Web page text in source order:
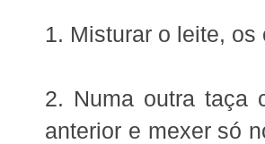
1. Misturar o leite,
2. Numa outra taça
anterior e mexer só